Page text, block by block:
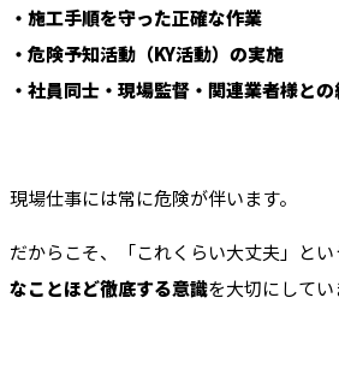
・施工手順を守った正確な作業
・危険予知活動（KY活動）の実施
・社員同士・現場監督・関連業者様と
現場仕事には常に危険が伴います。
だからこそ、「これくらい大丈夫」とい
なことほど徹底する意識を大切にしてい